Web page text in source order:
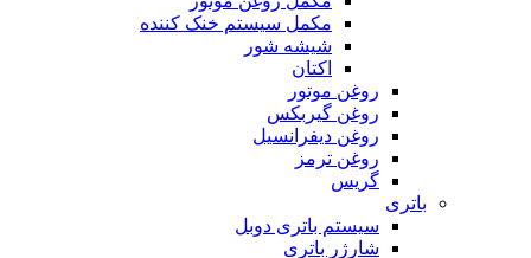
مکمل سیستم خنک کننده
شیشه شور
اکتان
روغن موتور
روغن گیربکس
روغن دیفرانسیل
روغن ترمز
گریس
باتری
سیستم باتری دوبل
شارژر باتری